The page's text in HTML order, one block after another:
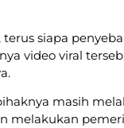
terus siapa
video viral
masih
melakukan